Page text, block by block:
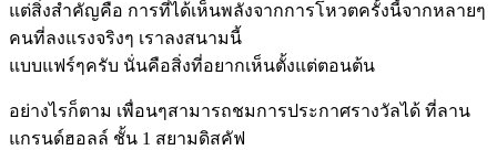
แต่สิ่งสำคัญคือ การที่ได้เห็นพลังจากการโหวตครั้งนี้จากหลายๆ
คนที่ลงแรงจริงๆ เราลงสนามนี้
แบบแฟร์ๆครับ นั่นคือสิ่งที่อยากเห็นตั้งแต่ตอนต้น
อย่างไรก็ตาม เพื่อนๆสามารถชมการประกาศรางวัลได้ ที่ลาน
แกรนด์ฮอลล์ ชั้น 1 สยามดิสคัฟ